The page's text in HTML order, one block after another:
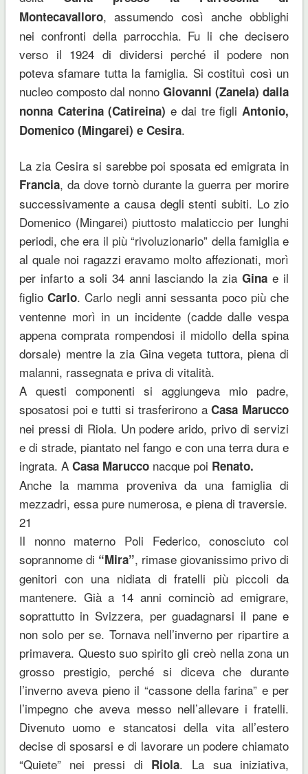
Montecavalloro, assumendo così anche obblighi
nei confronti della parrocchia. Fu li che decisero
verso il 1924 di dividersi perché il podere non
poteva sfamare tutta la famiglia. Si costituì così un
nucleo composto dal nonnoGiovanni (Zanela) dalla
nonna Caterina (Catireina)e dai tre figliAntonio,
Domenico (Mingarei) e Cesira.
La zia Cesira si sarebbe poi sposata ed emigrata in
Francia, da dove tornò durante la guerra per morire
successivamente a causa degli stenti subiti. Lo zio
Domenico (Mingarei) piuttosto malaticcio per lunghi
periodi, che era il più “rivoluzionario” della famiglia e
al quale noi ragazzi eravamo molto affezionati, morì
per infarto a soli 34 anni lasciando la ziaGina e il
figlioCarlo. Carlo negli anni sessanta poco più che
ventenne morì in un incidente (cadde dalle vespa
appena comprata rompendosi il midollo della spina
dorsale) mentre la zia Gina vegeta tuttora, piena di
malanni, rassegnata e priva di vitalità.
A questi componenti si aggiungeva mio padre,
sposatosi poi e tutti si trasferirono aCasa Marucco
nei pressi di Riola. Un podere arido, privo di servizi
e di strade, piantato nel fango e con una terra dura e
ingrata. ACasa Marucconacque poi Renato.
Anche la mamma proveniva da una famiglia di
mezzadri, essa pure numerosa, e piena di traversie.
21
Il nonno materno Poli Federico, conosciuto col
soprannome di “Mira”, rimase giovanissimo privo di
genitori con una nidiata di fratelli più piccoli da
mantenere. Già a 14 anni cominciò ad emigrare,
soprattutto in Svizzera, per guadagnarsi il pane e
non solo per se. Tornava nell’inverno per ripartire a
primavera. Questo suo spirito gli creò nella zona un
grosso prestigio, perché si diceva che durante
l’inverno aveva pieno il “cassone della farina” e per
l’impegno che aveva messo nell’allevare i fratelli.
Divenuto uomo e stancatosi della vita all’estero
decise di sposarsi e di lavorare un podere chiamato
“Quiete” nei pressi di Riola. La sua iniziativa,